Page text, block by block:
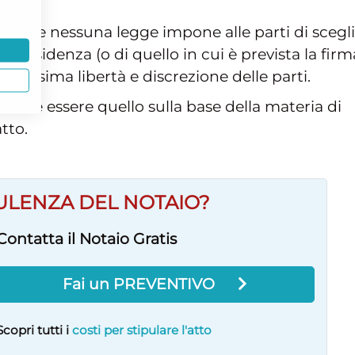
che nessuna legge impone alle parti di
residenza (o di quello in cui è prevista la
massima libertà e discrezione delle parti.
essere quello sulla base della materia di
DEL NOTAIO?
il Notaio Gratis
Fai un PREVENTIVO
tutti i costi per stipulare l'atto